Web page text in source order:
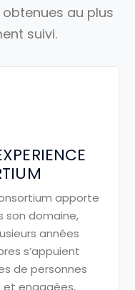
au plus
suivi.
apporte
son domaine,
années
s’appuient
de personnes
et engagées,